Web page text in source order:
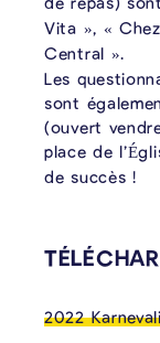
Vita », «
Central ».
Les
sont
(ouvert
place de l’É
de succès !
CONTENU
2022